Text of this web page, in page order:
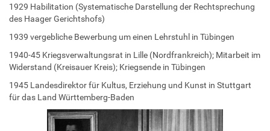
1929 Habilitation (Systematische Darstellung der Rechtsprechung
des Haager Gerichtshofs)
1939 vergebliche Bewerbung um einen Lehrstuhl in Tübingen
1940-45 Kriegsverwaltungsrat in Lille (Nordfrankreich); Mitarbeit im
Widerstand (Kreisauer Kreis); Kriegsende in Tübingen
1945 Landesdirektor für Kultus, Erziehung und Kunst in Stuttgart
für das Land Württemberg-Baden